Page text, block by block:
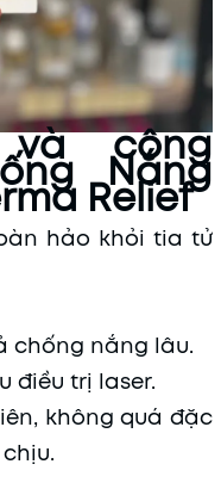
công
Nắng
Relief
hảo khỏi tia tử
chống nắng lâu.
điều trị laser.
không quá đặc